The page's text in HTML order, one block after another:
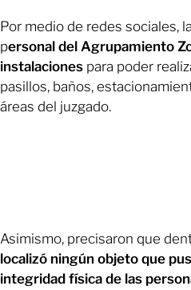
Por medio de redes sociales,
personal del Agrupamiento
instalaciones para poder
pasillos, baños,
áreas del juzgado.
Asimismo, precisaron que
localizó ningún objeto que
integridad física de las